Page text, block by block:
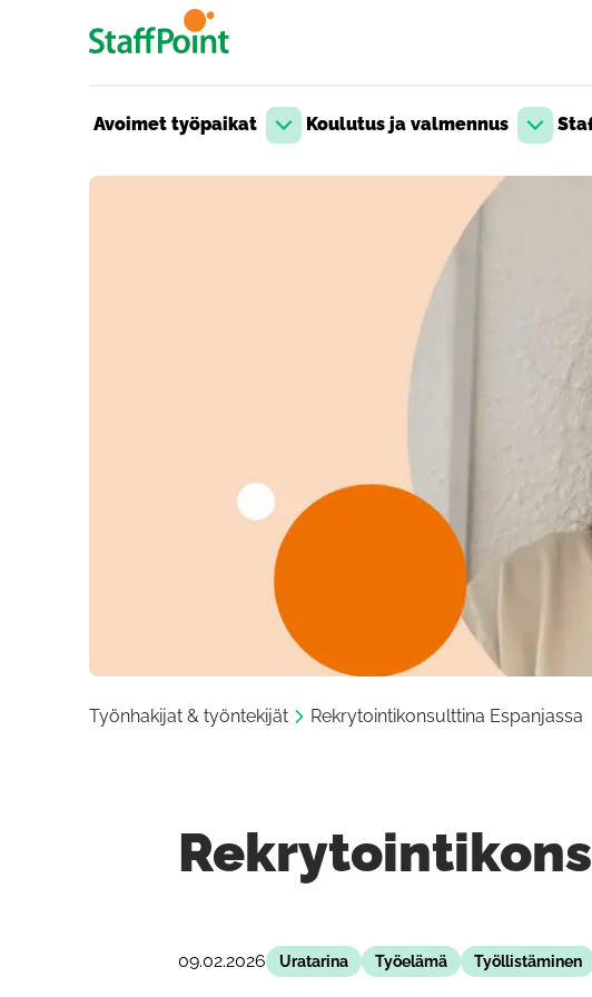
Hyppää pääsisältöön
Avoimet työpaikat
Avaa pudotusvalikko
Koulutus ja valmennus
Avaa
Työnhakijat & työntekijät Rekrytointikonsulttina Espanjassa
09.02.2026 Uratarina Työelämä Työllistäminen